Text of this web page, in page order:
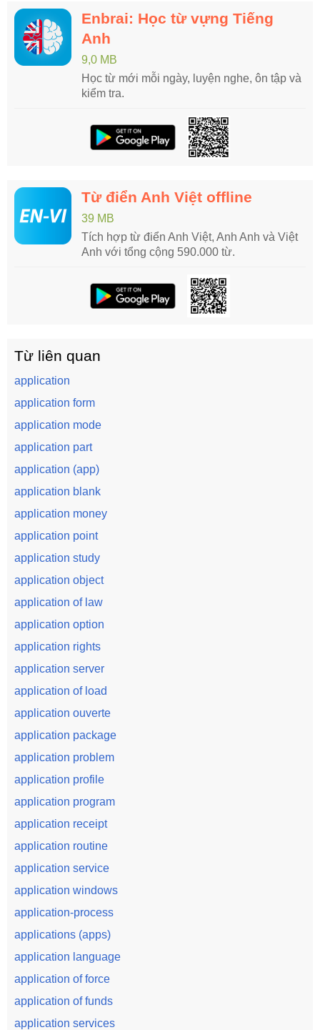
Enbrai: Học từ vựng Tiếng
Anh
9,0 MB
Học từ mới mỗi ngày, luyện nghe, ôn tập và
kiểm tra.
Từ điển Anh Việt offline
39 MB
Tích hợp từ điển Anh Việt, Anh Anh và Việt
Anh với tổng cộng 590.000 từ.
Từ liên quan
application
application form
application mode
application part
application (app)
application blank
application money
application point
application study
application object
application of law
application option
application rights
application server
application of load
application ouverte
application package
application problem
application profile
application program
application receipt
application routine
application service
application windows
application-process
applications (apps)
application language
application of force
application of funds
application services